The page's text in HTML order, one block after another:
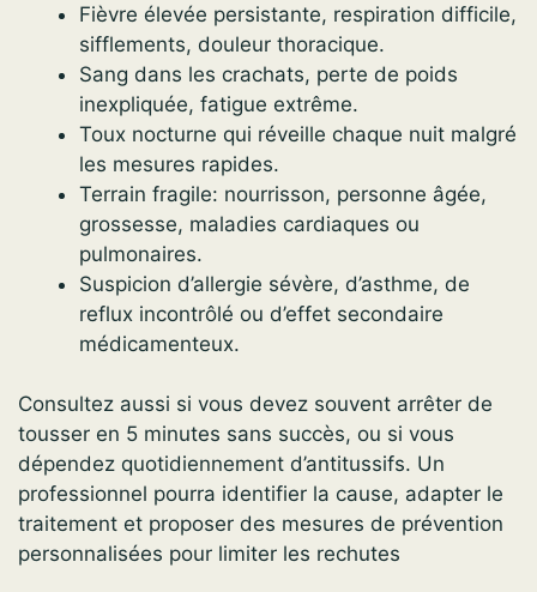
Fièvre élevée persistante, respiration difficile,
sifflements, douleur thoracique.
Sang dans les crachats, perte de poids
inexpliquée, fatigue extrême.
Toux nocturne qui réveille chaque nuit malgré
les mesures rapides.
Terrain fragile: nourrisson, personne âgée,
grossesse, maladies cardiaques ou
pulmonaires.
Suspicion d’allergie sévère, d’asthme, de
reflux incontrôlé ou d’effet secondaire
médicamenteux.
Consultez aussi si vous devez souvent arrêter de
tousser en 5 minutes sans succès, ou si vous
dépendez quotidiennement d’antitussifs. Un
professionnel pourra identifier la cause, adapter le
traitement et proposer des mesures de prévention
personnalisées pour limiter les rechutes